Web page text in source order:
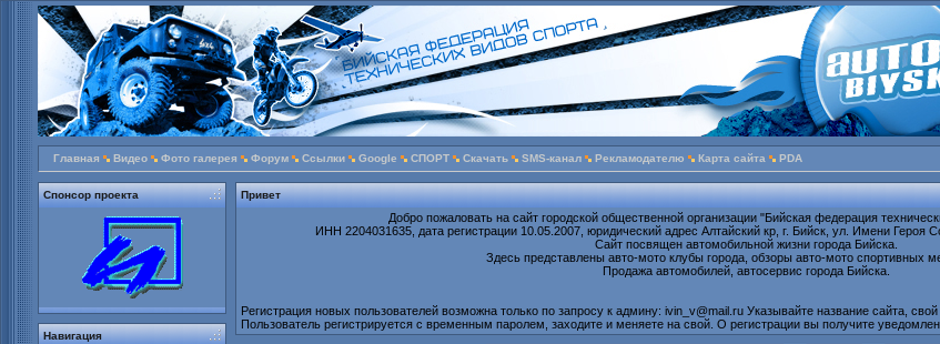
Главная Видео Фото галерея Форум Ссылки Google СПОРТ Скачать SMS-канал Рекламодателю Карта сайта PDA
Спонсор проекта
Навигация
Привет
Добро пожаловать на сайт городской общественной организации "Бийская федерация
ИНН 2204031635, дата регистрации 10.05.2007, юридический адрес Алтайский кр, г. Бийск, ул. Имени Героя
Сайт посвящен автомобильной жизни города Бийска.
Здесь представлены авто-мото клубы города, обзоры авто-мото спортивных
Продажа автомобилей, автосервис города Бийска.
Регистрация новых пользователей возможна только по запросу к админу: ivin_v@mail.ru Указывайте название сайта,
Пользователь регистрируется с временным паролем, заходите и меняете на свой. О регистрации вы получите